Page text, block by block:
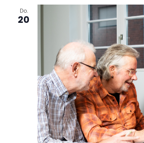
Do.
20